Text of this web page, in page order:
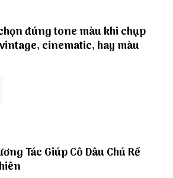
đúng tone màu khi chụp
cinematic, hay màu
Tác Giúp Cô Dâu Chú Rể